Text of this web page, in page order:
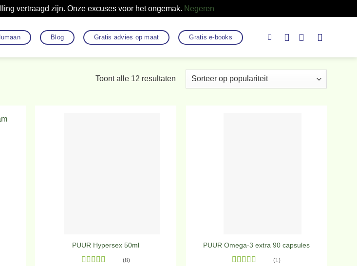
vertraagd zijn. Onze excuses voor het ongemak. Negeren
Blog Gratis advies op maat Gratis e-books
Toont alle 12 resultatenGesorteerd
PUUR Hypersex 50ml
(8)
PUUR Omega-3 extra 90 capsules
(1)